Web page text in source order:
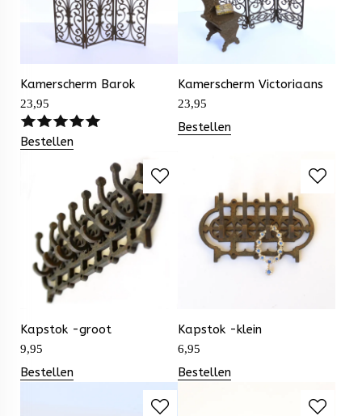
Kamerscherm Barok
23,95
Bestellen
Kamerscherm Victoriaans
23,95
Bestellen
Kapstok -groot
9,95
Bestellen
Kapstok -klein
6,95
Bestellen